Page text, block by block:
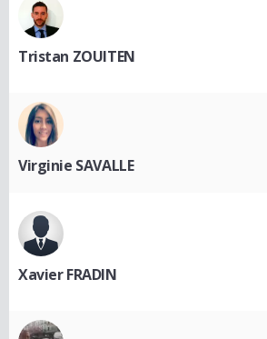
Tristan ZOUITEN
Virginie SAVALLE
Xavier FRADIN